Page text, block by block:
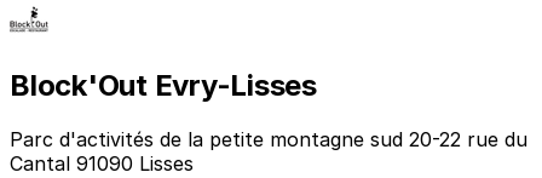
Block'Out Evry-Lisses
Parc d'activités de la petite montagne sud 20-22 rue du
Cantal 91090 Lisses